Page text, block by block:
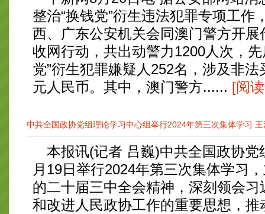
整治“换钱党”衍生违法犯罪专项工作
西、广东公安机关会同澳门警方开展
收网行动，共出动警力1200人次，
党”衍生犯罪嫌疑人252名，涉及非
元人民币。其中，澳门警方...... [阅
中共全国政协党组理论学习中心组举行2024年第三次集体学习
本报讯(记者 吕巍)中共全国政协党
月19日举行2024年第三次集体学习
的二十届三中全会精神，深刻领会
和改进人民政协工作的重要思想，